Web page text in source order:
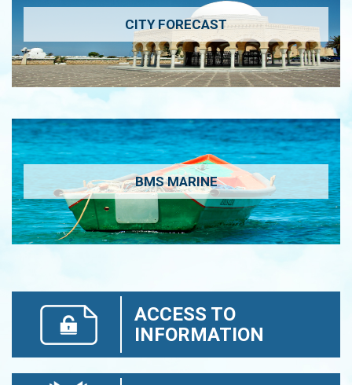
CITY FORECAST
BMS MARINE
ACCESS TO
INFORMATION